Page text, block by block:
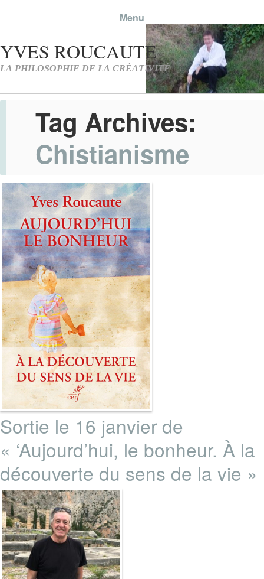
Menu
Skip to content
Tag Archives:
Chistianisme
Sortie le 16 janvier de
« ‘Aujourd’hui, le bonheur. À la
découverte du sens de la vie »